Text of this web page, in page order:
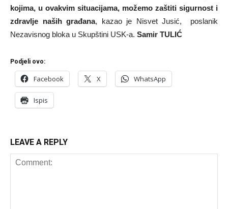
kojima, u ovakvim situacijama, možemo zaštiti sigurnost i
zdravlje naših građana, kazao je Nisvet Jusić, poslanik
Nezavisnog bloka u Skupštini USK-a. Samir TULIĆ
Podjeli ovo:
Facebook X WhatsApp
Ispis
LEAVE A REPLY